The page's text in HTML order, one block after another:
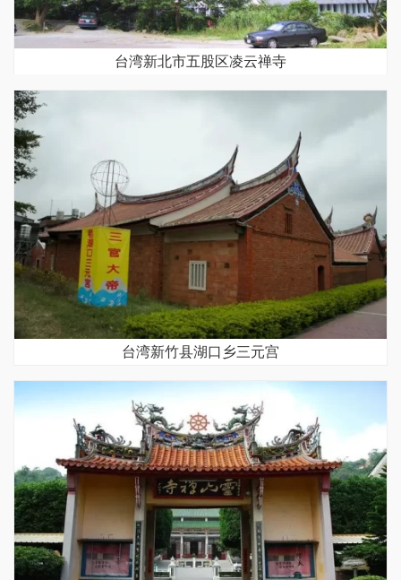
台湾新北市五股区凌云禅寺
台湾新竹县湖口乡三元宫